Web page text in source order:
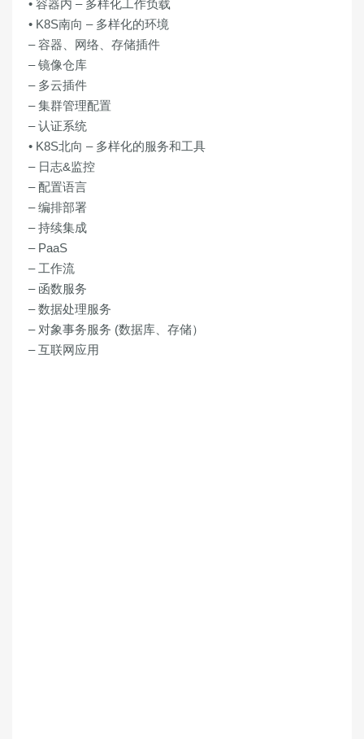
• 容器内 – 多样化工作负载
• K8S南向 – 多样化的环境
– 容器、网络、存储插件
– 镜像仓库
– 多云插件
– 集群管理配置
– 认证系统
• K8S北向 – 多样化的服务和工具
– 日志&监控
– 配置语言
– 编排部署
– 持续集成
– PaaS
– 工作流
– 函数服务
– 数据处理服务
– 对象事务服务 (数据库、存储）
– 互联网应用